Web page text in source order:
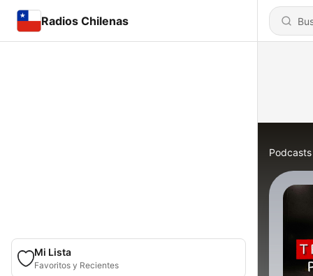
Radios Chilenas
Mi Lista
Favoritos y Recientes
Podcasts